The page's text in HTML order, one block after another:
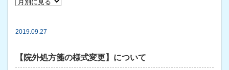
2019.09.27
【院外処方箋の様式変更】について